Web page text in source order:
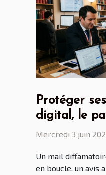
Protéger
digital, le
huissiers de
Mercredi 3 juin
Un mail
en boucle, un avis